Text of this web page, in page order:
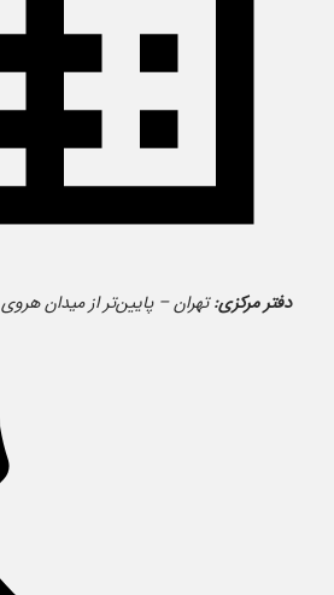
دفتر مرکزی:تهران – پایین‌تر از میدان هروی